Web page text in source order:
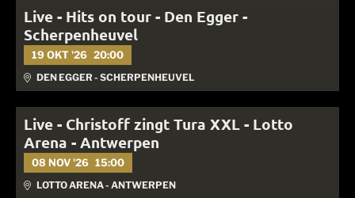
Live - Hits on tour - Den Egger -
Scherpenheuvel
19 OKT '26 20:00
DEN EGGER - SCHERPENHEUVEL
Live - Christoff zingt Tura XXL - Lotto
Arena - Antwerpen
08 NOV '26 15:00
LOTTO ARENA - ANTWERPEN